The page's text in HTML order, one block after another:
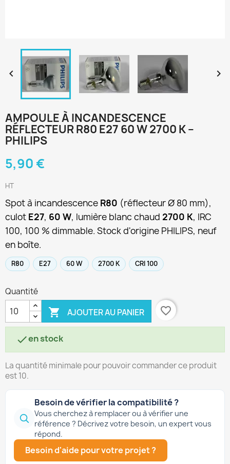
 
AMPOULE À INCANDESCENCE
RÉFLECTEUR R80 E27 60 W 2700 K –
PHILIPS
5,90 €
HT
Spot à incandescence R80 (réflecteur Ø 80 mm),
culot E27, 60 W, lumière blanc chaud 2700 K, IRC
100, 100 % dimmable. Stock d'origine PHILIPS, neuf
en boîte.
R80 E27 60 W 2700 K CRI 100
Quantité
 AJOUTER AU PANIER favorite_border
en stock
La quantité minimale pour pouvoir commander ce produit
est 10.
Besoin de vérifier la compatibilité ?
Vous cherchez à remplacer ou à vérifier une
référence ? Décrivez votre besoin, un expert vous
répond.
Besoin d'aide pour votre projet ?